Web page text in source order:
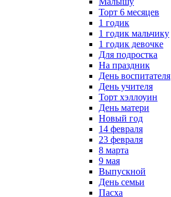
Торт 6 месяцев
1 годик
1 годик мальчику
1 годик девочке
Для подростка
На праздник
День воспитателя
День учителя
Торт хэллоуин
День матери
Новый год
14 февраля
23 февраля
8 марта
9 мая
Выпускной
День семьи
Пасха